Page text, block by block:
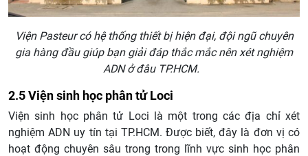
Viện Pasteur có hệ thống thiết bị hiện đại, đội ngũ chuyên
gia hàng đầu giúp bạn giải đáp thắc mắc nên xét nghiệm
ADN ở đâu TP.HCM.
2.5 Viện sinh học phân tử Loci
Viện sinh học phân tử Loci là một trong các địa chỉ xét
nghiệm ADN uy tín tại TP.HCM. Được biết, đây là đơn vị có
hoạt động chuyên sâu trong trong lĩnh vực sinh học phân